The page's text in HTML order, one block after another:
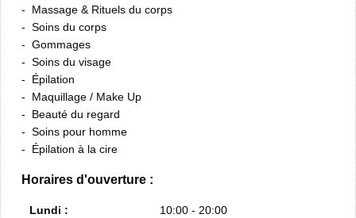
Massage & Rituels du corps
Soins du corps
Gommages
Soins du visage
Épilation
Maquillage / Make Up
Beauté du regard
Soins pour homme
Épilation à la cire
Horaires d'ouverture :
Lundi :
10:00 - 20:00